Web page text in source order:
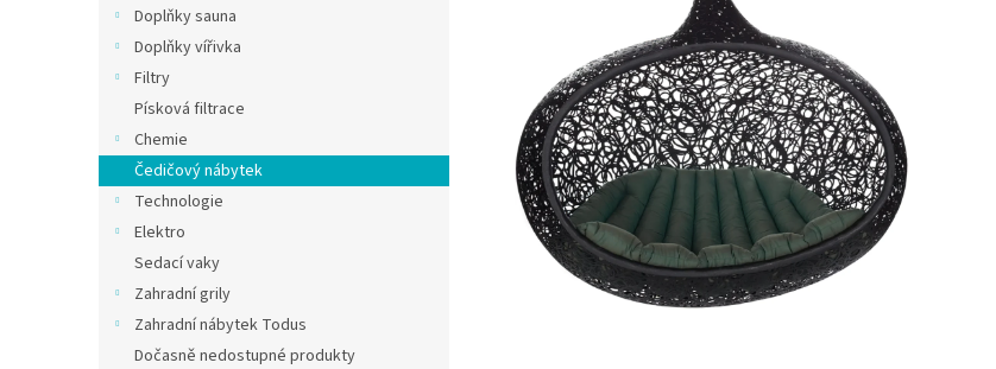
Doplňky sauna
Doplňky vířivka
Filtry
Písková filtrace
Chemie
Čedičový nábytek
Technologie
Elektro
Sedací vaky
Zahradní grily
Zahradní nábytek Todus
Dočasně nedostupné produkty